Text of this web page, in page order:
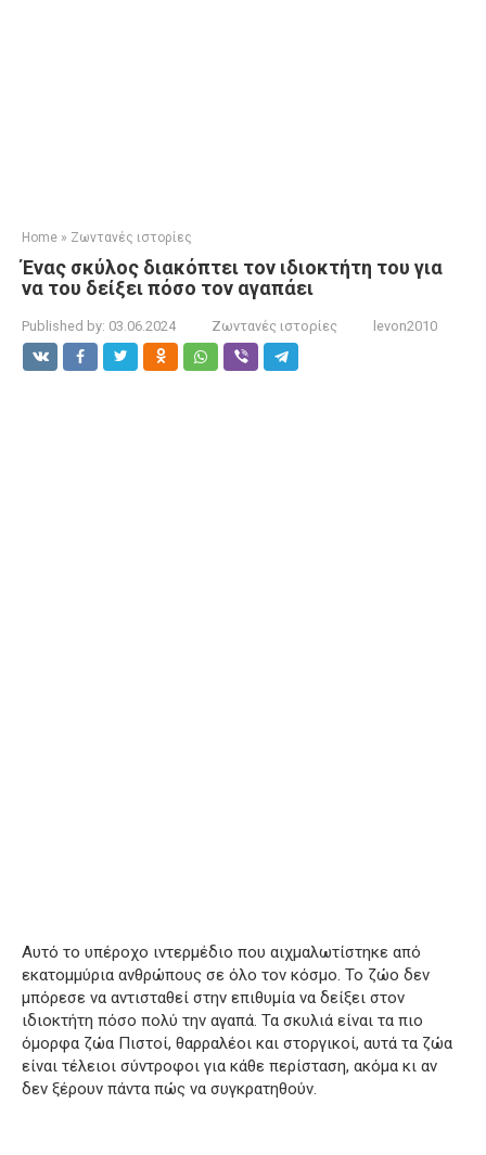
Home » Ζωντανές ιστορίες
Ένας σκύλος διακόπτει τον ιδιοκτήτη του για
να του δείξει πόσο τον αγαπάει
Published by: 03.06.2024 Ζωντανές ιστορίες levon2010
Αυτό το υπέροχο ιντερμέδιο που αιχμαλωτίστηκε από
εκατομμύρια ανθρώπους σε όλο τον κόσμο. Το ζώο δεν
μπόρεσε να αντισταθεί στην επιθυμία να δείξει στον
ιδιοκτήτη πόσο πολύ την αγαπά. Τα σκυλιά είναι τα πιο
όμορφα ζώα Πιστοί, θαρραλέοι και στοργικοί, αυτά τα ζώα
είναι τέλειοι σύντροφοι για κάθε περίσταση, ακόμα κι αν
δεν ξέρουν πάντα πώς να συγκρατηθούν.